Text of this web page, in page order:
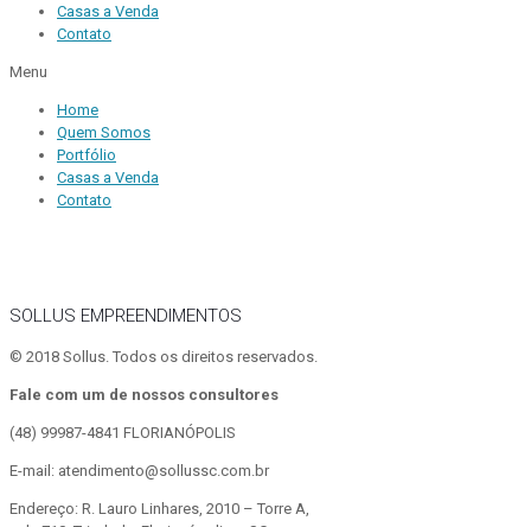
Casas a Venda
Contato
Menu
Home
Quem Somos
Portfólio
Casas a Venda
Contato
SOLLUS EMPREENDIMENTOS
© 2018 Sollus. Todos os direitos reservados.
Fale com um de nossos consultores
(48) 99987-4841 FLORIANÓPOLIS
E-mail: atendimento@sollussc.com.br
Endereço: R. Lauro Linhares, 2010 – Torre A,